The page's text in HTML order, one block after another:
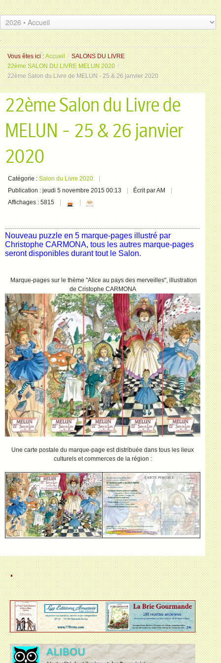
.
.
Vous êtes ici : Accueil / SALONS DU LIVRE
22ème SALON DU LIVRE MELUN 2020 /
22ème Salon du Livre de MELUN - 25 & 26 janvier 2020
22ème Salon du Livre de
MELUN - 25 & 26 janvier
2020
Catégorie : Salon du Livre 2020
Publication : jeudi 5 novembre 2015 00:13
Écrit par AM
Affichages : 5815
Nouveau puzzle en 5 marque-pages illustré par
Christophe CARMONA, tous les autres marque-pages
seront disponibles durant tout le Salon.
Marque-pages sur le thème "Alice au pays des merveilles", illustration
de Cristophe CARMONA
Une carte postale du marque-page est distribuée dans tous les lieux
culturels et commerces de la région :
.